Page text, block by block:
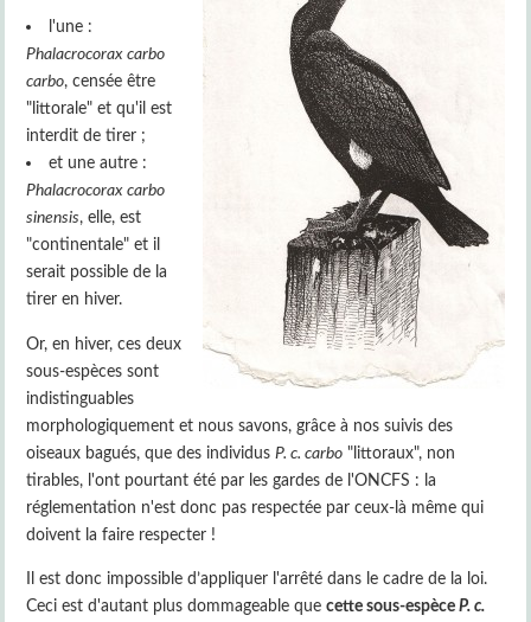
l'une :
Phalacrocorax carbo
carbo, censée être
"littorale" et qu'il est
interdit de tirer ;
et une autre :
Phalacrocorax carbo
sinensis, elle, est
"continentale" et il
serait possible de la
tirer en hiver.
Or, en hiver, ces deux
sous-espèces sont
indistinguables
morphologiquement et nous savons, grâce à nos suivis des
oiseaux bagués, que des individusP. c. carbo "littoraux", non
tirables, l'ont pourtant été par les gardes de l'ONCFS : la
réglementation n'est donc pas respectée par ceux-là même qui
doivent la faire respecter !
Il est donc impossible d’appliquer l'arrêté dans le cadre de la loi.
Ceci est d'autant plus dommageable quecette sous-espèceP. c.